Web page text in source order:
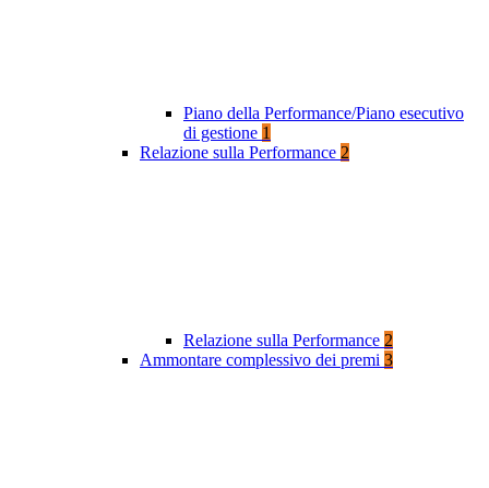
Piano della Performance/Piano esecutivo
di gestione 1
Relazione sulla Performance 2
Relazione sulla Performance 2
Ammontare complessivo dei premi 3